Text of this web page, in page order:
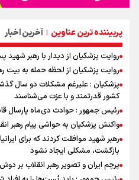
پربیننده ترین عناوین | آخرین اخبار
روایت پزشکیان از دیدار با رهبر
روایت پزشکیان از لحظه حمله به بیت
پزشکیان : علیرغم مشکلات دو سال
کشور قدرتمند و با عزت می‌شناسند
رئیس جمهور : حوادث دی‌ماه پارسال
واکنش پزشکیان به حواشی پیام رهبر
رهبر شهید موافقت کردند که برای
بازگشت، مشکلی ایجاد نشود
پرچم ایران و تصویر رهبر انقلاب بر